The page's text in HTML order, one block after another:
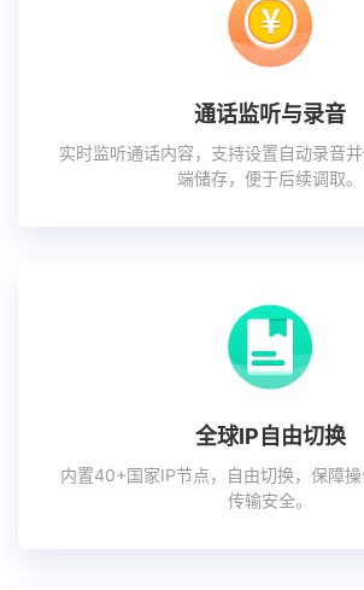
通话监听与录音
实时监听通话内容，支持设置自动录音
端储存，便于后续调取。
全球IP自由切换
内置40+国家IP节点，自由切换，保障
传输安全。